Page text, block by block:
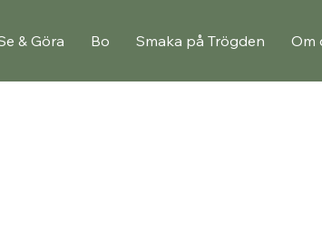
& Göra Bo Smaka på Trögden Om